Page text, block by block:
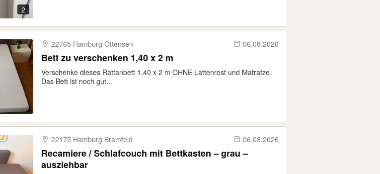
2
22765 Hamburg Ottensen 06.08.2026
Bett zu verschenken 1,40 x 2 m
Verschenke dieses Rattanbett 1,40 x 2 m OHNE Lattenrost und Matratze.
Das Bett ist noch gut...
22175 Hamburg Bramfeld 06.08.2026
Recamiere / Schlafcouch mit Bettkasten – grau –
ausziehbar